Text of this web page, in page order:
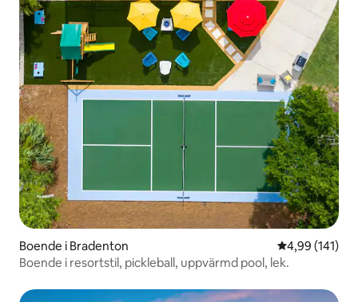
Boende i Bradenton 4,99 av 5 i
4,99 (141)
Boende i resortstil, pickleball, uppvärmd pool, lek.